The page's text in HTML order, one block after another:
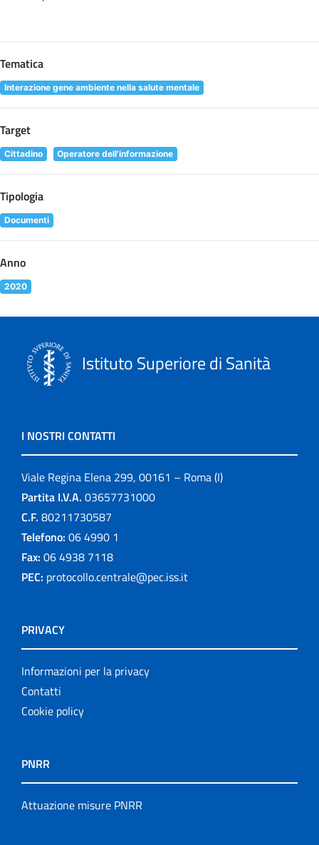
Tematica
Interazione gene ambiente nella salute mentale
Target
Cittadino Operatore dell'informazione
Tipologia
Documenti
Anno
2020
Istituto Superiore di Sanità
I NOSTRI CONTATTI
Viale Regina Elena 299, 00161 – Roma (I)
Partita I.V.A. 03657731000
C.F. 80211730587
Telefono: 06 4990 1
Fax: 06 4938 7118
PEC: protocollo.centrale@pec.iss.it
PRIVACY
Informazioni per la privacy
Contatti
Cookie policy
PNRR
Attuazione misure PNRR